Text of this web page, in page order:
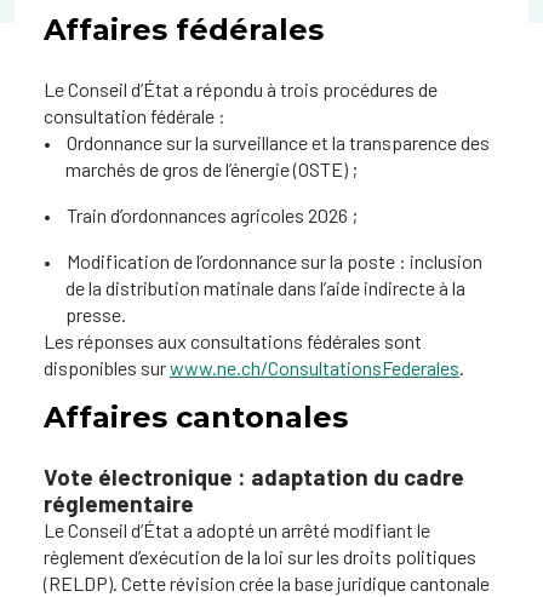
Affaires fédérales
Le Conseil d’État a répondu à trois procédures de
consultation fédérale :
Ordonnance sur la surveillance et la transparence des
marchés de gros de l’énergie (OSTE) ;
Train d’ordonnances agricoles 2026 ;
Modification de l’ordonnance sur la poste : inclusion
de la distribution matinale dans l’aide indirecte à la
presse.
Les réponses aux consultations fédérales sont
disponibles surwww.ne.ch/ConsultationsFederales.
Affaires cantonales
Vote électronique : adaptation du cadre
réglementaire
Le Conseil d’État a adopté un arrêté modifiant le
règlement d’exécution de la loi sur les droits politiques
(RELDP). Cette révision crée la base juridique cantonale